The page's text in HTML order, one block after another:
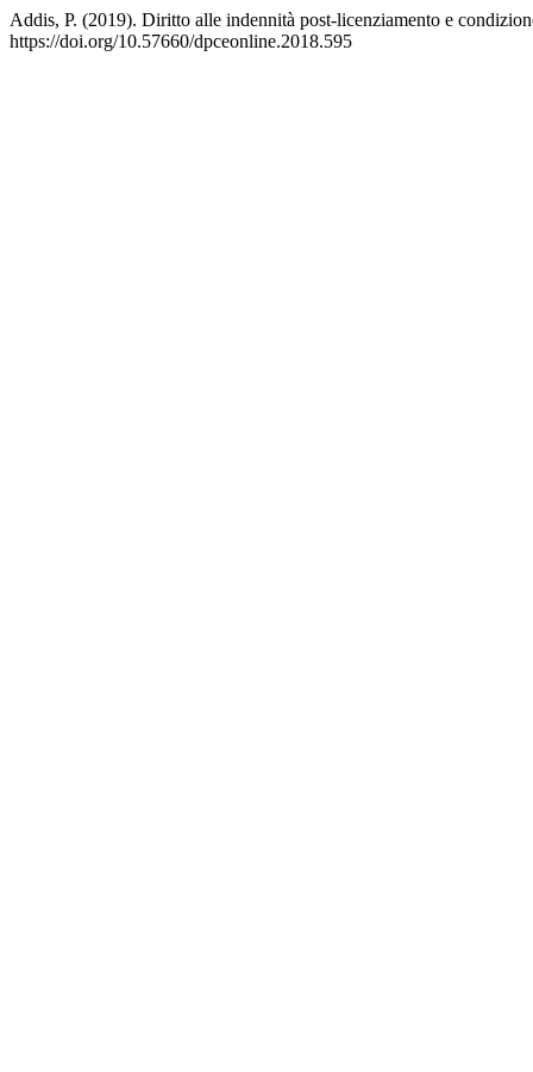
Addis, P. (2019). Diritto alle indennità post-licenziamento e
https://doi.org/10.57660/dpceonline.2018.595